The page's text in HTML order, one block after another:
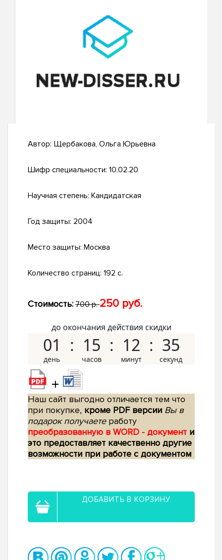
Автор: Щербакова, Ольга Юрьевна
Шифр специальности: 10.02.20
Научная степень: Кандидатская
Год защиты: 2004
Место защиты: Москва
Количество страниц: 192 с.
Стоимость: 700 р.250 руб.
до окончания действия скидки
01 15 12 34
+
Наш сайт выгодно отличается тем что
при покупке, кроме PDF версии Вы в
подарок получаетеработу
преобразованную в WORD - документ и
это предоставляет качественно другие
возможности при работе с документом
ДОБАВИТЬ В КОРЗИНУ